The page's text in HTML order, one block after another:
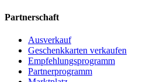
Partnerschaft
Ausverkauf
Geschenkkarten verkaufen
Empfehlungsprogramm
Partnerprogramm